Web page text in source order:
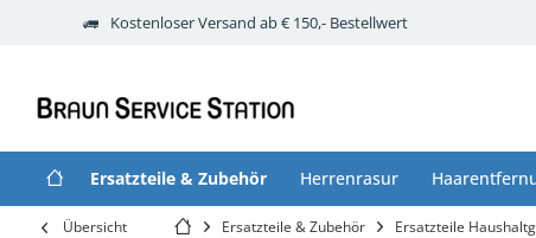
Kostenloser Versand ab € 150,- Bestellwert
Ersatzteile & Zubehör Herrenrasur
Übersicht Ersatzteile & Zubehör Ersatzteile